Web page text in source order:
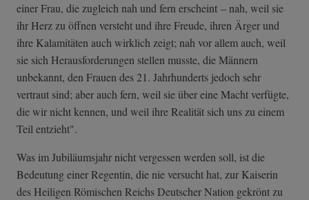
einer Frau, die zugleich nah und fern erscheint – nah, weil sie
ihr Herz zu öffnen versteht und ihre Freude, ihren Ärger und
ihre Kalamitäten auch wirklich zeigt; nah vor allem auch, weil
sie sich Herausforderungen stellen musste, die Männern
unbekannt, den Frauen des 21. Jahrhunderts jedoch sehr
vertraut sind; aber auch fern, weil sie über eine Macht verfügte,
die wir nicht kennen, und weil ihre Realität sich uns zu einem
Teil entzieht".
Was im Jubiläumsjahr nicht vergessen werden soll, ist die
Bedeutung einer Regentin, die nie versucht hat, zur Kaiserin
des Heiligen Römischen Reichs Deutscher Nation gekrönt zu